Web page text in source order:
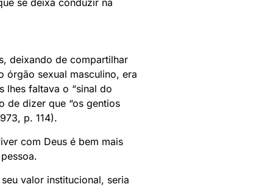
se deixa conduzir na
deixando de compartilhar
órgão sexual masculino, era
lhes faltava o “sinal do
de dizer que “os gentios
p. 114).
com Deus é bem mais
valor institucional, seria